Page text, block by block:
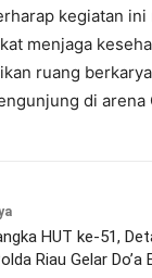
kegiatan
menjaga
ruang
di arena
HUT ke-51,
Riau Gelar Do’a